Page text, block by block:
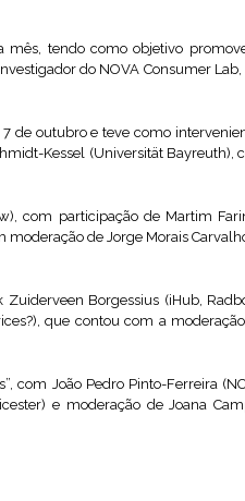
mês, tendo como objetivo
do NOVA Consumer Lab,
de outubro e teve como
Kessel (Universität Bayreuth),
com participação de Martim
moderação de Jorge Morais
Zuiderveen Borgessius (iHub,
que contou com a
com João Pedro Pinto-Ferreira
e moderação de Joana